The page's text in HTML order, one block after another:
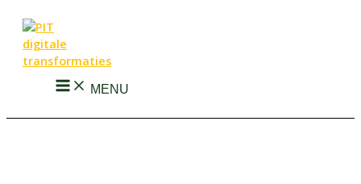
naar
inhoud
MENU